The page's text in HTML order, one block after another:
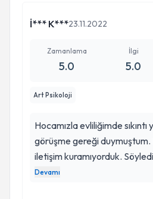
İ*** K***23.11.2022
Zamanlama
5.0
İlgi
5.0
Art Psikoloji
Hocamızla evliliğimde sıkıntı
görüşme gereği duymuştum.
iletişim kuramıyorduk.
bildiklerini okuyor, anlamak
şekilde devam ediyordu.
Devamı